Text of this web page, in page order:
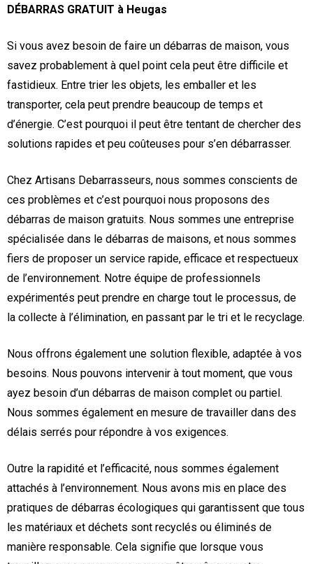
DÉBARRAS GRATUIT à Heugas
Si vous avez besoin de faire un débarras de maison, vous
savez probablement à quel point cela peut être difficile et
fastidieux. Entre trier les objets, les emballer et les
transporter, cela peut prendre beaucoup de temps et
d’énergie. C’est pourquoi il peut être tentant de chercher des
solutions rapides et peu coûteuses pour s’en débarrasser.
Chez Artisans Debarrasseurs, nous sommes conscients de
ces problèmes et c’est pourquoi nous proposons des
débarras de maison gratuits. Nous sommes une entreprise
spécialisée dans le débarras de maisons, et nous sommes
fiers de proposer un service rapide, efficace et respectueux
de l’environnement. Notre équipe de professionnels
expérimentés peut prendre en charge tout le processus, de
la collecte à l’élimination, en passant par le tri et le recyclage.
Nous offrons également une solution flexible, adaptée à vos
besoins. Nous pouvons intervenir à tout moment, que vous
ayez besoin d’un débarras de maison complet ou partiel.
Nous sommes également en mesure de travailler dans des
délais serrés pour répondre à vos exigences.
Outre la rapidité et l’efficacité, nous sommes également
attachés à l’environnement. Nous avons mis en place des
pratiques de débarras écologiques qui garantissent que tous
les matériaux et déchets sont recyclés ou éliminés de
manière responsable. Cela signifie que lorsque vous